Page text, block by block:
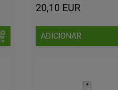
20,10 EUR
ADICIONAR